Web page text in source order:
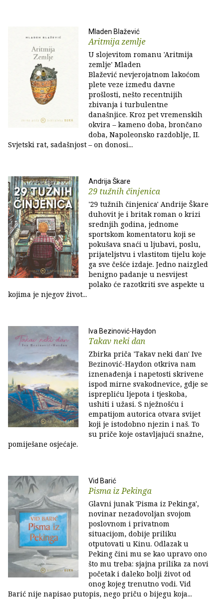
Mladen Blažević
Aritmija zemlje
U slojevitom romanu 'Aritmija
zemlje' Mladen
Blažević nevjerojatnom lakoćom
plete veze između davne
prošlosti, nešto recentnijih
zbivanja i turbulentne
današnjice. Kroz pet vremenskih
okvira – kameno doba, brončano
doba, Napoleonsko razdoblje, II.
Svjetski rat, sadašnjost – on donosi...
Andrija Škare
29 tužnih činjenica
'29 tužnih činjenica' Andrije Škare
duhovit je i britak roman o krizi
srednjih godina, jednome
sportskom komentatoru koji se
pokušava snaći u ljubavi, poslu,
prijateljstvu i vlastitom tijelu koje
ga sve češće izdaje. Jedno naizgled
benigno padanje u nesvijest
polako će razotkriti sve aspekte u
kojima je njegov život...
Iva Bezinović-Haydon
Takav neki dan
Zbirka priča 'Takav neki dan' Ive
Bezinović-Haydon otkriva nam
iznenađenja i napetosti skrivene
ispod mirne svakodnevice, gdje se
isprepliću ljepota i tjeskoba,
ushiti i užasi. S nježnošću i
empatijom autorica otvara svijet
koji je istodobno njezin i naš. To
su priče koje ostavljajući snažne,
pomiješane osjećaje.
Vid Barić
Pisma iz Pekinga
Glavni junak 'Pisma iz Pekinga',
novinar nezadovoljan svojom
poslovnom i privatnom
situacijom, dobije priliku
otputovati u Kinu. Odlazak u
Peking čini mu se kao upravo ono
što mu treba: sjajna prilika za novi
početak i daleko bolji život od
onog kojeg trenutno vodi. Vid
Barić nije napisao putopis, nego priču o bijegu koja...